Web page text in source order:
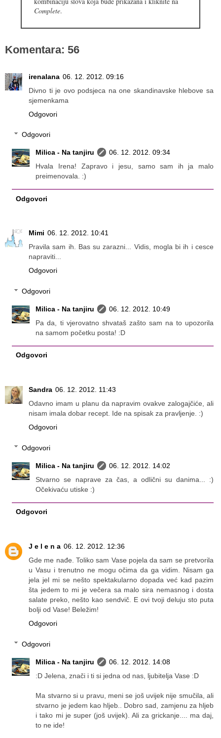
Complete.
Komentara: 56
irenalana 06. 12. 2012. 09:16
Divno ti je ovo podsjeca na one skandinavske hlebove sa
sjemenkama
Odgovori
Odgovori
Milica - Na tanjiru
06. 12. 2012. 09:34
Hvala Irena! Zapravo i jesu, samo sam ih ja malo
preimenovala. :)
Odgovori
Mimi 06. 12. 2012. 10:41
Pravila sam ih. Bas su zarazni... Vidis, mogla bi ih i cesce
napraviti...
Odgovori
Odgovori
Milica - Na tanjiru
06. 12. 2012. 10:49
Pa da, ti vjerovatno shvataš zašto sam na to upozorila
na samom početku posta! :D
Odgovori
Sandra 06. 12. 2012. 11:43
Odavno imam u planu da napravim ovakve zalogajčiće, ali
nisam imala dobar recept. Ide na spisak za pravljenje. :)
Odgovori
Odgovori
Milica - Na tanjiru
06. 12. 2012. 14:02
Stvarno se naprave za čas, a odlični su danima... :)
Očekivaću utiske :)
Odgovori
J e l e n a 06. 12. 2012. 12:36
Gde me nađe. Toliko sam Vase pojela da sam se pretvorila
u Vasu i trenutno ne mogu očima da ga vidim. Nisam ga
jela jel mi se nešto spektakularno dopada već kad pazim
šta jedem to mi je večera sa malo sira nemasnog i dosta
salate preko, nešto kao sendvič. E ovi tvoji deluju sto puta
bolji od Vase! Beležim!
Odgovori
Odgovori
Milica - Na tanjiru
06. 12. 2012. 14:08
:D Jelena, znači i ti si jedna od nas, ljubitelja Vase :D
Ma stvarno si u pravu, meni se još uvijek nije smučila, ali
stvarno je jedem kao hljeb.. Dobro sad, zamjenu za hljeb
i tako mi je super (još uvijek). Ali za grickanje.... ma daj,
to ne ide!